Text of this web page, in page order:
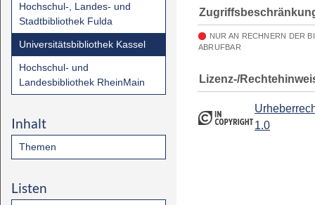
Hochschul-, Landes- und
Stadtbibliothek Fulda
Universitätsbibliothek Kassel
Hochschul- und
Landesbibliothek RheinMain
Inhalt
Themen
Listen
NUR AN RECHNERN DER
ABRUFBAR
Lizenz-/
1.0